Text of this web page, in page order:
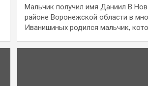
Мальчик получил имя Даниил В
районе Воронежской области в
Иванишиных родился мальчик,